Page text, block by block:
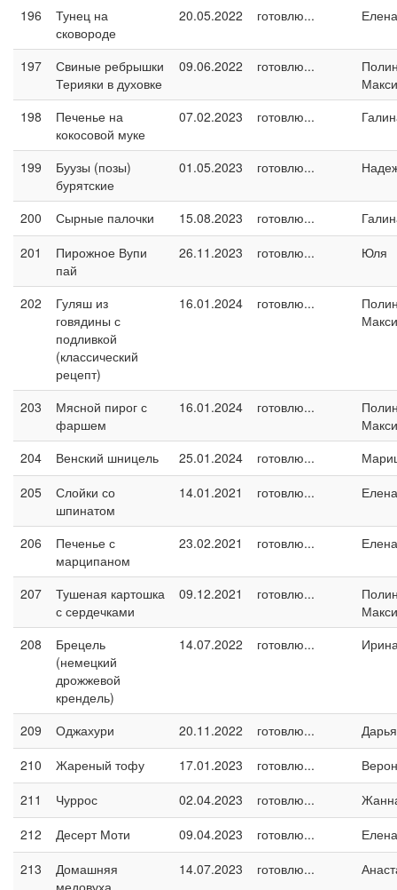
196
Тунец на
сковороде
20.05.2022 готовлю...
197
Свиные ребрышки
Терияки в духовке
09.06.2022 готовлю...
198
Печенье на
кокосовой муке
07.02.2023 готовлю...
199
Буузы (позы)
бурятские
01.05.2023 готовлю...
200 Сырные палочки 15.08.2023 готовлю...
201
Пирожное Вупи
пай
26.11.2023 готовлю... Юля
202
Гуляш из
говядины с
подливкой
(классический
рецепт)
16.01.2024 готовлю...
203
Мясной пирог с
фаршем
16.01.2024 готовлю...
204
Венский шницель 25.01.2024 готовлю...
205
Слойки со
шпинатом
14.01.2021 готовлю...
206
Печенье с
марципаном
23.02.2021 готовлю...
207
Тушеная картошка
с сердечками
09.12.2021 готовлю...
208
Брецель
(немецкий
дрожжевой
крендель)
14.07.2022 готовлю...
209 Оджахури 20.11.2022 готовлю...
Дарья
210
Жареный тофу 17.01.2023 готовлю...
211
Чуррос 02.04.2023 готовлю...
212
Десерт Моти 09.04.2023 готовлю...
213
Домашняя
14.07.2023 готовлю...